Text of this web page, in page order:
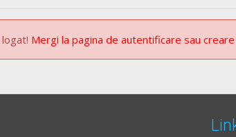
în timpul deplasării - Lecție Audio-Video -->
conducătorii de autovehicule și tractoare
Mergi la pagina de autentificare sau